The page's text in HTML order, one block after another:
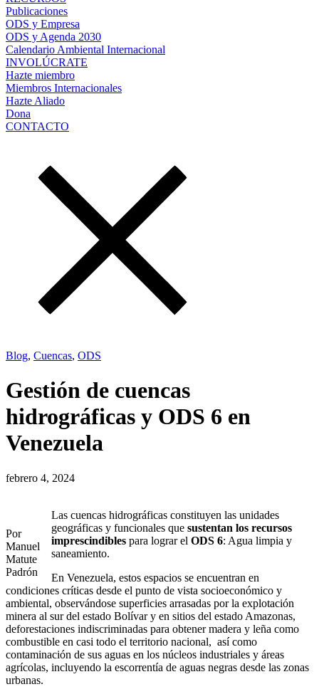
Publicaciones
ODS y Empresa
ODS y Agenda 2030
Calendario Ambiental Internacional
INVOLÚCRATE
Hazte miembro
Miembros Internacionales
Hazte Aliado
Dona
CONTACTO
Blog, Cuencas, ODS
Gestión de cuencas
hidrográficas y ODS 6 en
Venezuela
febrero 4, 2024
Por
Manuel
Matute
Padrón
Las cuencas hidrográficas constituyen las unidades
geográficas y funcionales que sustentan los recursos
imprescindibles para lograr el ODS 6: Agua limpia y
saneamiento.
En Venezuela, estos espacios se encuentran en
condiciones críticas desde el punto de vista socioeconómico y
ambiental, observándose superficies arrasadas por la explotación
minera al sur del estado Bolívar y en sitios del estado Amazonas,
deforestaciones indiscriminadas para obtener madera y leña como
combustible en casi todo el territorio nacional, así como
contaminación de sus aguas en los núcleos industriales y áreas
agrícolas, incluyendo la escorrentía de aguas negras desde las zonas
urbanas.